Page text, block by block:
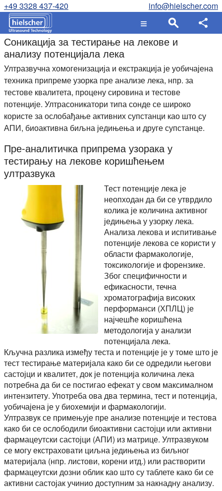
+49 3328 437-420 info@hielscher.com
Соникација за тестирање на лекове и
анализу потенцијала лека
Ултразвучна хомогенизација и екстракција је уобичајена
техника припреме узорка пре анализе лека, нпр. за
тестове квалитета, процену сировина и тестове
потенције. Ултрасоникатори типа сонде се широко
користе за ослобађање активних супстанци као што су
АПИ, биоактивна биљна једињења и друге супстанце.
Пре-аналитичка припрема узорака у
тестирању на лекове коришћењем
ултразвука
Тест потенције лека је
неопходан да би се утврдило
колика је количина активног
једињења у узорку лека.
Анализа лекова и испитивање
потенције лекова се користи у
области фармакологије,
токсикологије и форензике.
Због специфичности и
ефикасности, течна
хроматографија високих
перформанси (ХПЛЦ) је
најчешће коришћена
методологија у анализи
потенцијала лека.
Кључна разлика између теста и потенције је у томе што је
тест тестирање материјала како би се одредили његови
састојци и квалитет, док је потенција количина лека
потребна да би се постигао ефекат у свом максималном
интензитету. Употреба ова два термина, тест и потенција,
уобичајена је у биохемији и фармакологији.
Ултразвук се примењује пре анализе потенције и тестова
како би се ослободили биоактивни састојци или активни
фармацеутски састојци (АПИ) из матрице. Ултразвуком
се могу екстраховати циљна једињења из биљног
материјала (нпр. листови, корени итд.) или растворити
фармацеутски дозни облик као што су таблете како би се
активни састојак учинио доступним за накнадну анализу.